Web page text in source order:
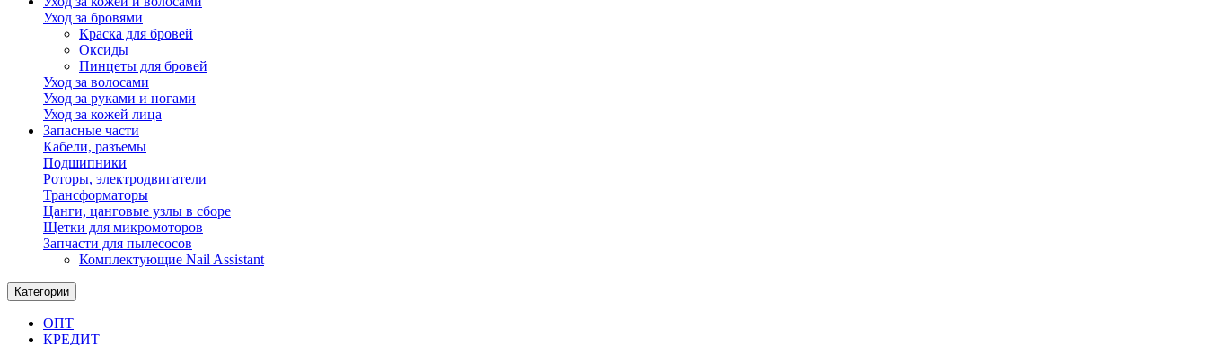
Уход за бровями
Краска для бровей
Оксиды
Пинцеты для бровей
Уход за волосами
Уход за руками и ногами
Уход за кожей лица
Запасные части
Кабели, разъемы
Подшипники
Роторы, электродвигатели
Трансформаторы
Цанги, цанговые узлы в сборе
Щетки для микромоторов
Запчасти для пылесосов
Комплектующие Nail Assistant
Категории
ОПТ
КРЕДИТ